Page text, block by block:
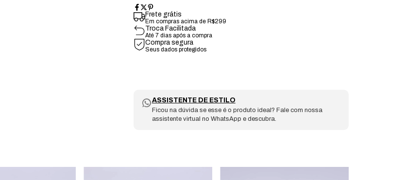
Frete grátis
Em compras acima de R$299
Troca Facilitada
Até 7 dias após a compra
Compra segura
Seus dados protegidos
ASSISTENTE DE ESTILO
Ficou na dúvida se esse é o produto ideal? Fale com nossa
assistente virtual no WhatsApp e descubra.